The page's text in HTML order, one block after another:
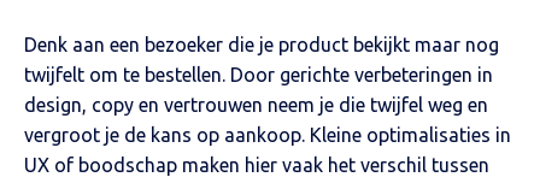
Denk aan een bezoeker die je product bekijkt maar nog
twijfelt om te bestellen. Door gerichte verbeteringen in
design, copy en vertrouwen neem je die twijfel weg en
vergroot je de kans op aankoop. Kleine optimalisaties in
UX of boodschap maken hier vaak het verschil tussen